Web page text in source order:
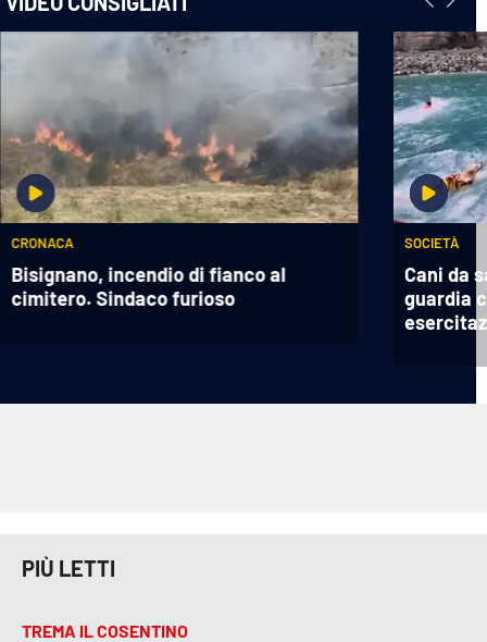
CRONACA
Bisignano, incendio di fianco al
cimitero. Sindaco furioso
SOCIETÀ
Cani da
guardia
PIÙ LETTI
TREMA IL COSENTINO